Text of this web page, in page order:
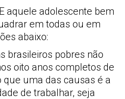
aquele adolescente bem
em todas ou em
abaixo:
brasileiros pobres não
oito anos completos de
que uma das causas é a
de trabalhar, seja